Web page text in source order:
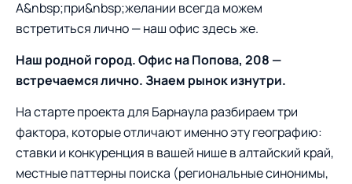
А&nbsp;при&nbsp;желании всегда можем
встретиться лично — наш офис здесь же.
Наш родной город. Офис на Попова, 208 —
встречаемся лично. Знаем рынок изнутри.
На старте проекта для Барнаула разбираем три
фактора, которые отличают именно эту географию:
ставки и конкуренция в вашей нише в алтайский край,
местные паттерны поиска (региональные синонимы,